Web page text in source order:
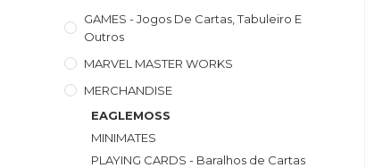
GAMES - Jogos De Cartas, Tabuleiro E
Outros
MARVEL MASTER WORKS
MERCHANDISE
EAGLEMOSS
MINIMATES
PLAYING CARDS - Baralhos de Cartas